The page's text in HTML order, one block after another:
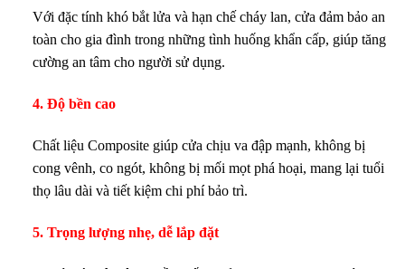
Với đặc tính khó bắt lửa và hạn chế cháy lan, cửa đảm bảo an
toàn cho gia đình trong những tình huống khẩn cấp, giúp tăng
cường an tâm cho người sử dụng.
4. Độ bền cao
Chất liệu Composite giúp cửa chịu va đập mạnh, không bị
cong vênh, co ngót, không bị mối mọt phá hoại, mang lại tuổi
thọ lâu dài và tiết kiệm chi phí bảo trì.
5. Trọng lượng nhẹ, dễ lắp đặt